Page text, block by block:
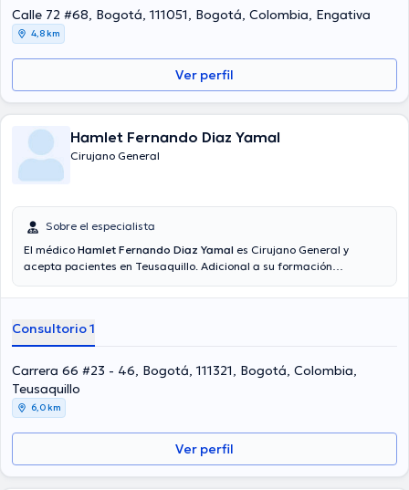
colaborado en múltiples conferencias con el fin de tener una
formación continua en su temática de especialización y ha
compartido importantes publicaciones. Español son los idiomas
usados por el especialista.
Calle 72 #68, Bogotá, 111051, Bogotá, Colombia, Engativa
4,8 km
Ver perfil
Hamlet Fernando Diaz Yamal
Cirujano General
Sobre el especialista
El médico Hamlet Fernando Diaz Yamal es Cirujano General y
acepta pacientes en Teusaquillo. Adicional a su formación
especialidad. El doctor tiene numerosos años de experiencia laboral
miembro de diversas asociaciones médicas. Hamlet Fernando Diaz
Yamal ha contribuido en abundantes conferencias con miras a
tener una formación continua en su temática de especialización y
ha difundido importantes ediciones. Español es el idioma principal
que maneja el Dr.
Consultorio 1
Carrera 66 #23 - 46, Bogotá, 111321, Bogotá, Colombia,
Teusaquillo
6,0 km
Ver perfil